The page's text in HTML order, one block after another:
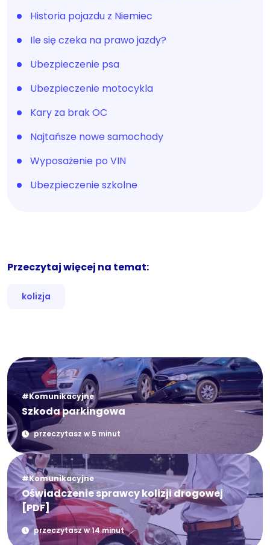
Historia pojazdu z Niemiec
Ile się czeka na prawo jazdy?
Ubezpieczenie psa
Ubezpieczenie motocykla
Kary za brak OC
Najtańsze nowe samochody
Wyposażenie po VIN
Ubezpieczenie szkolne
Przeczytaj więcej na temat:
kolizja
#Komunikacyjne
Szkoda parkingowa
przeczytasz w 5 minut
#Komunikacyjne
Oświadczenie sprawcy kolizji drogowej
[PDF]
przeczytasz w 14 minut